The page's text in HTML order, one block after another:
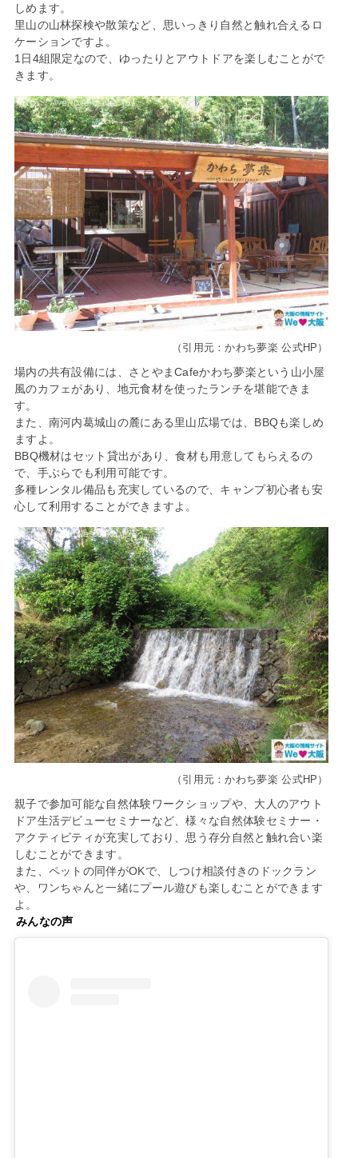
しめます。
里山の山林探検や散策など、思いっきり自然と触れ合えるロ
ケーションですよ。
1日4組限定なので、ゆったりとアウトドアを楽しむことがで
きます。
（引用元：かわち夢楽 公式HP）
場内の共有設備には、さとやまCafeかわち夢楽という山小屋
風のカフェがあり、地元食材を使ったランチを堪能できま
す。
また、南河内葛城山の麓にある里山広場では、BBQも楽しめ
ますよ。
BBQ機材はセット貸出があり、食材も用意してもらえるの
で、手ぶらでも利用可能です。
多種レンタル備品も充実しているので、キャンプ初心者も安
心して利用することができますよ。
（引用元：かわち夢楽 公式HP）
親子で参加可能な自然体験ワークショップや、大人のアウト
ドア生活デビューセミナーなど、様々な自然体験セミナー・
アクティビティが充実しており、思う存分自然と触れ合い楽
しむことができます。
また、ペットの同伴がOKで、しつけ相談付きのドックラン
や、ワンちゃんと一緒にプール遊びも楽しむことができます
よ。
みんなの声